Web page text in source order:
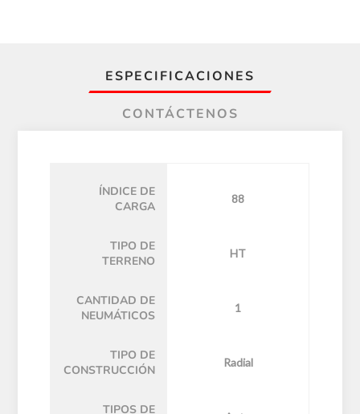
ESPECIFICACIONES
CONTÁCTENOS
ÍNDICE DE
CARGA
88
TIPO DE
TERRENO
HT
CANTIDAD DE
NEUMÁTICOS
1
TIPO DE
CONSTRUCCIÓN
Radial
TIPOS DE